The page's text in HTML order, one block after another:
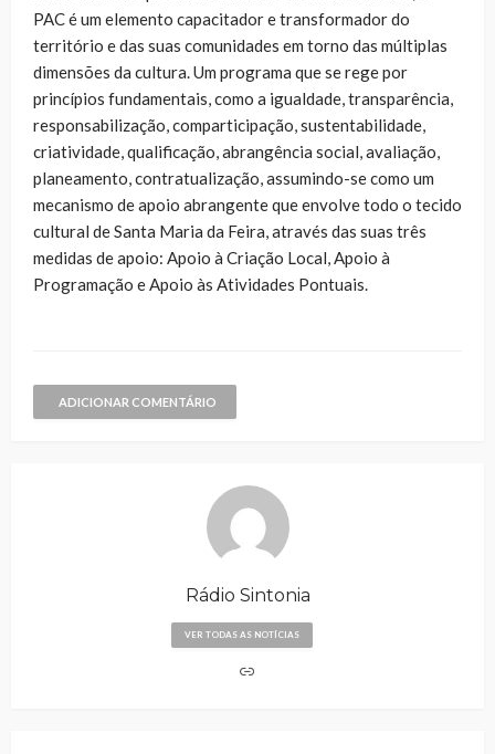
PAC é um elemento capacitador e transformador do
território e das suas comunidades em torno das múltiplas
dimensões da cultura. Um programa que se rege por
princípios fundamentais, como a igualdade, transparência,
responsabilização, comparticipação, sustentabilidade,
criatividade, qualificação, abrangência social, avaliação,
planeamento, contratualização, assumindo-se como um
mecanismo de apoio abrangente que envolve todo o tecido
cultural de Santa Maria da Feira, através das suas três
medidas de apoio: Apoio à Criação Local, Apoio à
Programação e Apoio às Atividades Pontuais.
ADICIONAR COMENTÁRIO
Rádio Sintonia
VER TODAS AS NOTÍCIAS